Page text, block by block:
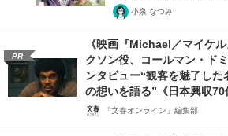
小泉 なつみ
PR
《映画『Michael／マイケ
クソン役、コールマン・ド
ンタビュー“観客を魅了し
の想いを語る”《日本興収70
「文春オンライン」編集部